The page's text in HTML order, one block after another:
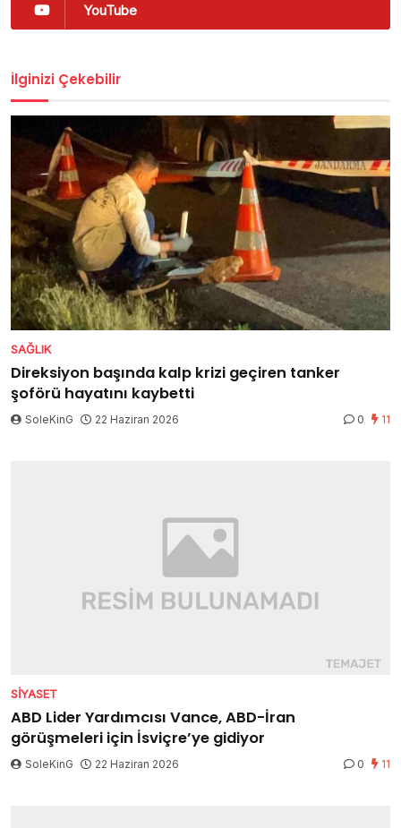
YouTube
İlginizi Çekebilir
SAĞLIK
Direksiyon başında kalp krizi geçiren tanker
şoförü hayatını kaybetti
SoleKinG 22 Haziran 2026 0 11
SIYASET
ABD Lider Yardımcısı Vance, ABD-İran
görüşmeleri için İsviçre’ye gidiyor
SoleKinG 22 Haziran 2026 0 11